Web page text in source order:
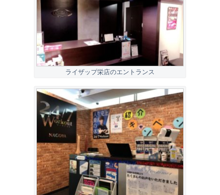
ライザップ栄店のエントランス